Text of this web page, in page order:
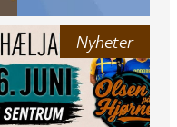
Nyheter